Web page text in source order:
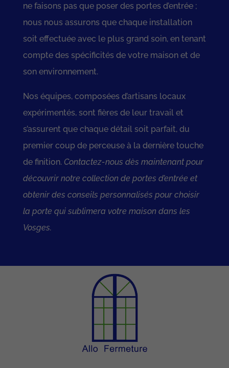
ne faisons pas que poser des portes d’entrée ;
nous nous assurons que chaque installation
soit effectuée avec le plus grand soin, en tenant
compte des spécificités de votre maison et de
son environnement.
Nos équipes, composées d’artisans locaux
expérimentés, sont fières de leur travail et
s’assurent que chaque détail soit parfait, du
premier coup de perceuse à la dernière touche
de finition. Contactez-nous dès maintenant pour
découvrir notre collection de portes d’entrée et
obtenir des conseils personnalisés pour choisir
la porte qui sublimera votre maison dans les
Vosges.